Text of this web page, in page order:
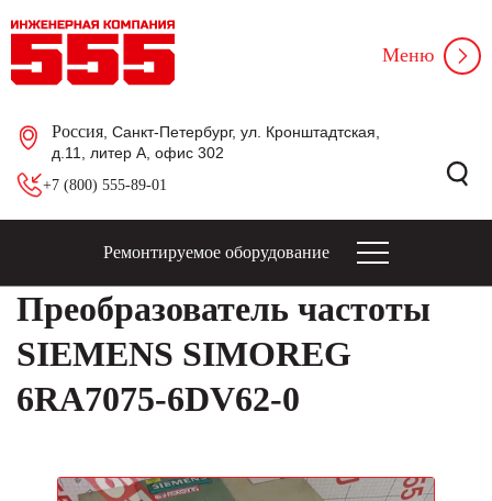
Россия , Санкт-Петербург, ул. Кронштадтская,
д.11, литер А, офис 302
+7 (800) 555-89-01
Меню
Ремонтируемое оборудование
Преобразователь частоты
SIEMENS SIMOREG
6RA7075-6DV62-0